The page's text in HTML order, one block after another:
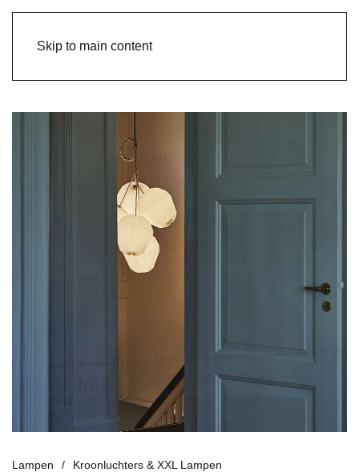
Skip to main content
Een boeket van bloemen
Lampen Kroonluchters & XXL Lampen